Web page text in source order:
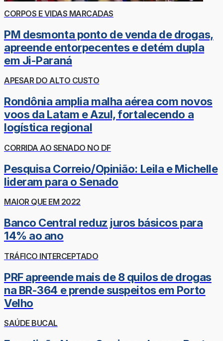
CORPOS E VIDAS MARCADAS
PM desmonta ponto de venda de drogas,
apreende entorpecentes e detém dupla
em Ji-Paraná
APESAR DO ALTO CUSTO
Rondônia amplia malha aérea com novos
voos da Latam e Azul, fortalecendo a
logística regional
CORRIDA AO SENADO NO DF
Pesquisa Correio/Opinião: Leila e Michelle
lideram para o Senado
MAIOR QUE EM 2022
Banco Central reduz juros básicos para
14% ao ano
TRÁFICO INTERCEPTADO
PRF apreende mais de 8 quilos de drogas
na BR-364 e prende suspeitos em Porto
Velho
SAÚDE BUCAL